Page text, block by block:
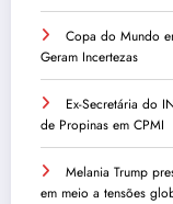
Copa do Mundo
Geram Incertezas
Ex-Secretária do
de Propinas em CPMI
Melania Trump
em meio a tensões